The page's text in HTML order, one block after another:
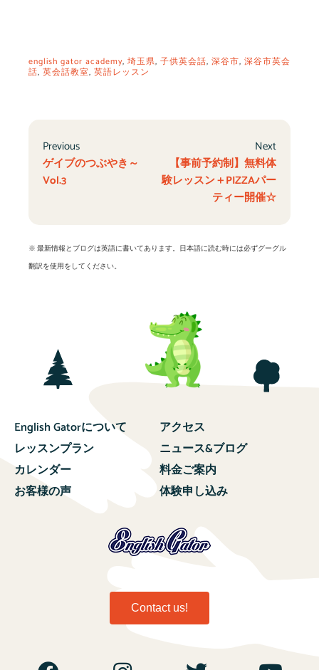
english gator academy, 埼玉県, 子供英会話, 深谷市, 深谷市英会
話, 英会話教室, 英語レッスン
Previous
ゲイブのつぶやき～
Vol.3
Next
【事前予約制】無料体
験レッスン＋PIZZAパー
ティー開催☆
※ 最新情報とブログは英語に書いてあります。日本語に読む時には必ずグーグル
翻訳を使用をしてください。
English Gatorについて
レッスンプラン
カレンダー
お客様の声
アクセス
ニュース&ブログ
料金ご案内
体験申し込み
Contact us!